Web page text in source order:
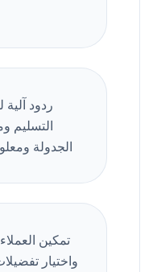
ردود آلية
التسليم
الجدولة
تمكين
واختيار